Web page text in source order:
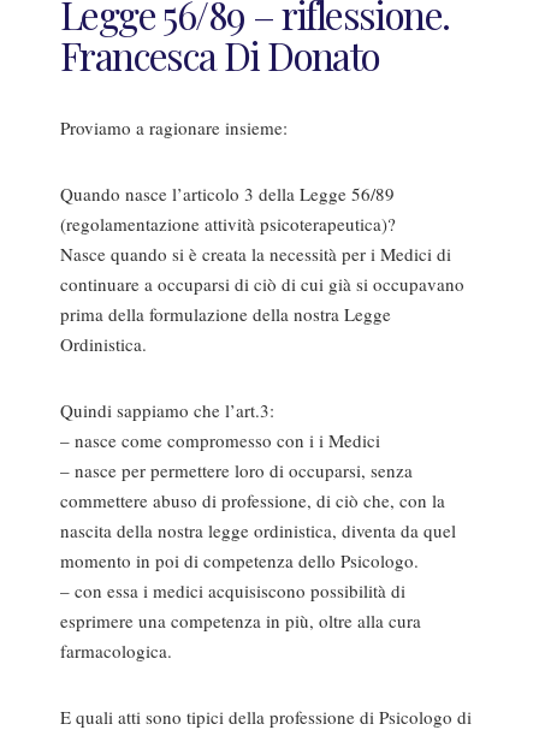
Legge 56/89 – riflessione.
Francesca Di Donato
Proviamo a ragionare insieme:
Quando nasce l’articolo 3 della Legge 56/89
(regolamentazione attività psicoterapeutica)?
Nasce quando si è creata la necessità per i Medici di
continuare a occuparsi di ciò di cui già si occupavano
prima della formulazione della nostra Legge
Ordinistica.
Quindi sappiamo che l’art.3:
– nasce come compromesso con i i Medici
– nasce per permettere loro di occuparsi, senza
commettere abuso di professione, di ciò che, con la
nascita della nostra legge ordinistica, diventa da quel
momento in poi di competenza dello Psicologo.
– con essa i medici acquisiscono possibilità di
esprimere una competenza in più, oltre alla cura
farmacologica.
E quali atti sono tipici della professione di Psicologo di